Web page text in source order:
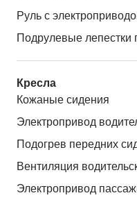
Руль с
Подрулевые лепестки
Кресла
Кожаные сидения
Электропривод
Подогрев передних
Вентиляция
Электропривод